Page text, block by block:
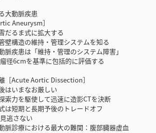
大動脈疾患
Aneurysm］
るま式に拡大する
構造の維持・管理システムを知る
患は「維持・管理のシステム障害」
6cmを基準に包括的に評価する
Acute Aortic Dissection］
いまなお厳しい
力を駆使して迅速に造影CTを決断
短期と長期予後のトレードオフ
逃さない
療における最大の難関：腹部臓器虚血